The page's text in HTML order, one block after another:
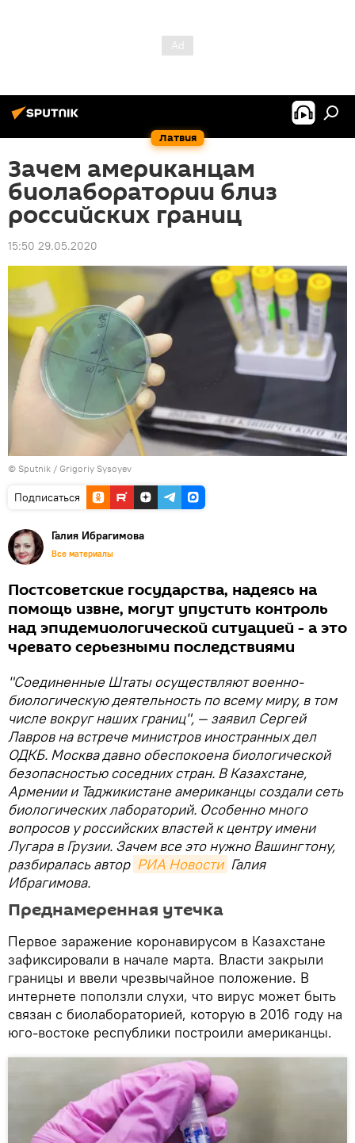
Латвия
Зачем американцам
биолаборатории близ
российских границ
15:50 29.05.2020
© Sputnik / Grigoriy Sysoyev
Подписаться
Галия Ибрагимова
Все материалы
Постсоветские государства, надеясь на
помощь извне, могут упустить контроль
над эпидемиологической ситуацией - а это
чревато серьезными последствиями
"Соединенные Штаты осуществляют военно-
биологическую деятельность по всему миру, в том
числе вокруг наших границ", — заявил Сергей
Лавров на встрече министров иностранных дел
ОДКБ. Москва давно обеспокоена биологической
безопасностью соседних стран. В Казахстане,
Армении и Таджикистане американцы создали сеть
биологических лабораторий. Особенно много
вопросов у российских властей к центру имени
Лугара в Грузии. Зачем все это нужно Вашингтону,
разбиралась автор РИА Новости Галия
Ибрагимова.
Преднамеренная утечка
Первое заражение коронавирусом в Казахстане
зафиксировали в начале марта. Власти закрыли
границы и ввели чрезвычайное положение. В
интернете поползли слухи, что вирус может быть
связан с биолабораторией, которую в 2016 году на
юго-востоке республики построили американцы.